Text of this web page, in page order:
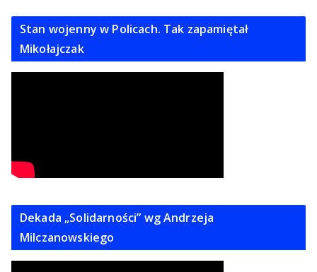
Stan wojenny w Policach. Tak zapamiętał
Mikołajczak
Dekada „Solidarności” wg Andrzeja
Milczanowskiego